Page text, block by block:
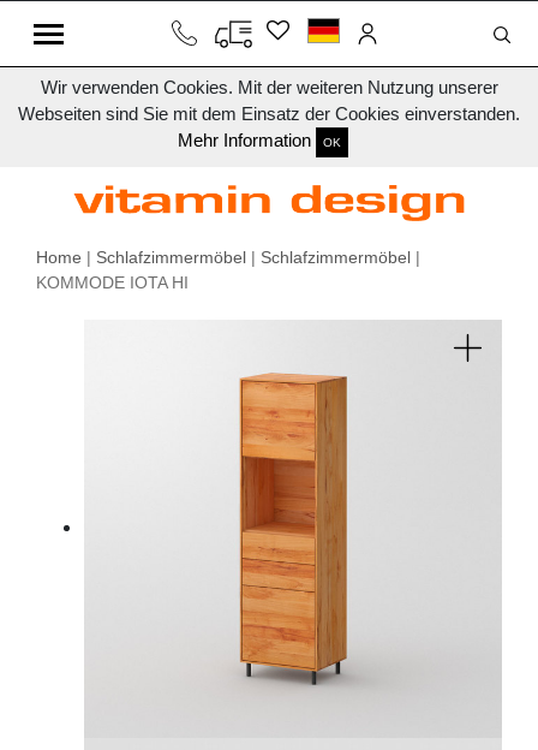
Wir verwenden Cookies. Mit der weiteren Nutzung unserer
Webseiten sind Sie mit dem Einsatz der Cookies einverstanden.
Mehr Information
OK
Home | Schlafzimmermöbel | Schlafzimmermöbel |
KOMMODE IOTA HI